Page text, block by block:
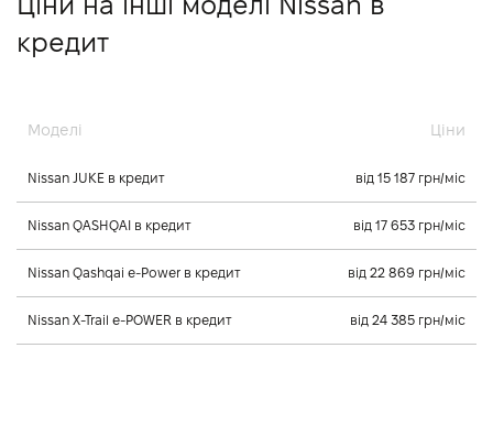
кредит
Моделі Ціни
Nissan JUKE в кредит від 15 187 грн/міс
Nissan QASHQAI в кредит від 17 653 грн/міс
Nissan Qashqai e-Power в кредит від 22 869 грн/міс
Nissan X-Trail e-POWER в кредит від 24 385 грн/міс